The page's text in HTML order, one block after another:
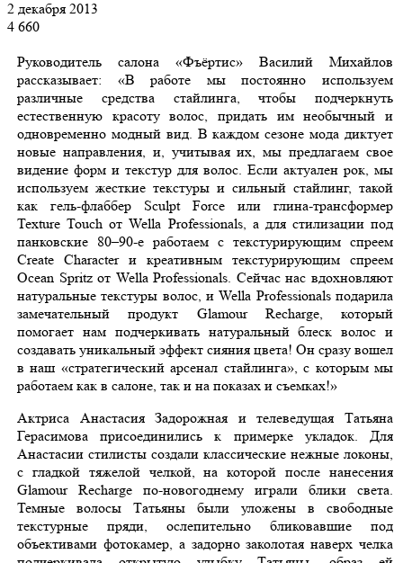
2 декабря 2013
4 660
Руководитель салона «Фъёртис» Василий Михайлов
рассказывает: «В работе мы постоянно используем
различные средства стайлинга, чтобы подчеркнуть
естественную красоту волос, придать им необычный и
одновременно модный вид. В каждом сезоне мода диктует
новые направления, и, учитывая их, мы предлагаем свое
видение форм и текстур для волос. Если актуален рок, мы
используем жесткие текстуры и сильный стайлинг, такой
как гель-флаббер Sculpt Force или глина-трансформер
Texture Touch от Wella Professionals, а для стилизации под
панковские 80–90-е работаем с текстурирующим спреем
Create Character и креативным текстурирующим спреем
Ocean Spritz от Wella Professionals. Сейчас нас вдохновляют
натуральные текстуры волос, и Wella Professionals подарила
замечательный продукт Glamour Recharge, который
помогает нам подчеркивать натуральный блеск волос и
создавать уникальный эффект сияния цвета! Он сразу вошел
в наш «стратегический арсенал стайлинга», с которым мы
работаем как в салоне, так и на показах и съемках!»
Актриса Анастасия Задорожная и телеведущая Татьяна
Герасимова присоединились к примерке укладок. Для
Анастасии стилисты создали классические нежные локоны,
с гладкой тяжелой челкой, на которой после нанесения
Glamour Recharge по-новогоднему играли блики света.
Темные волосы Татьяны были уложены в свободные
текстурные пряди, ослепительно бликовавшие под
объективами фотокамер, а задорно заколотая наверх челка